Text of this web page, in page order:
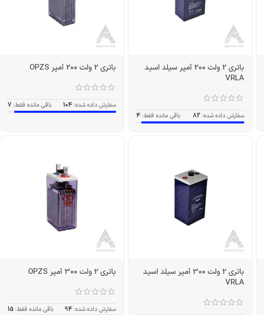
باتری 2 ولت 200 آمپر سیلد اسید
VRLA
سفارش داده شده: 82 باقی مانده فقط: 4
باتری 2 ولت 200 آمپر OPZS
سفارش داده شده: 104 باقی مانده فقط: 7
باتری 2 ولت 300 آمپر سیلد اسید
VRLA
باتری 2 ولت 300 آمپر OPZS
سفارش داده شده: 94 باقی مانده فقط: 15